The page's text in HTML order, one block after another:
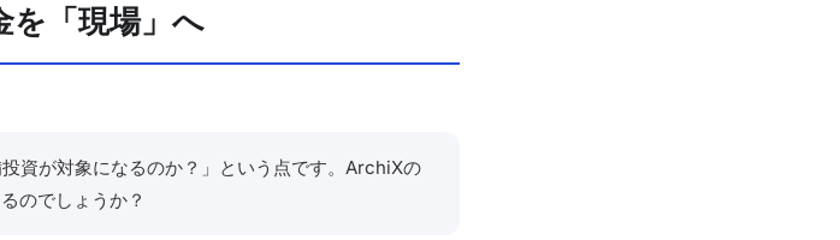
を「現場」へ
資が対象になるのか？」という点です。ArchiXの
のでしょうか？